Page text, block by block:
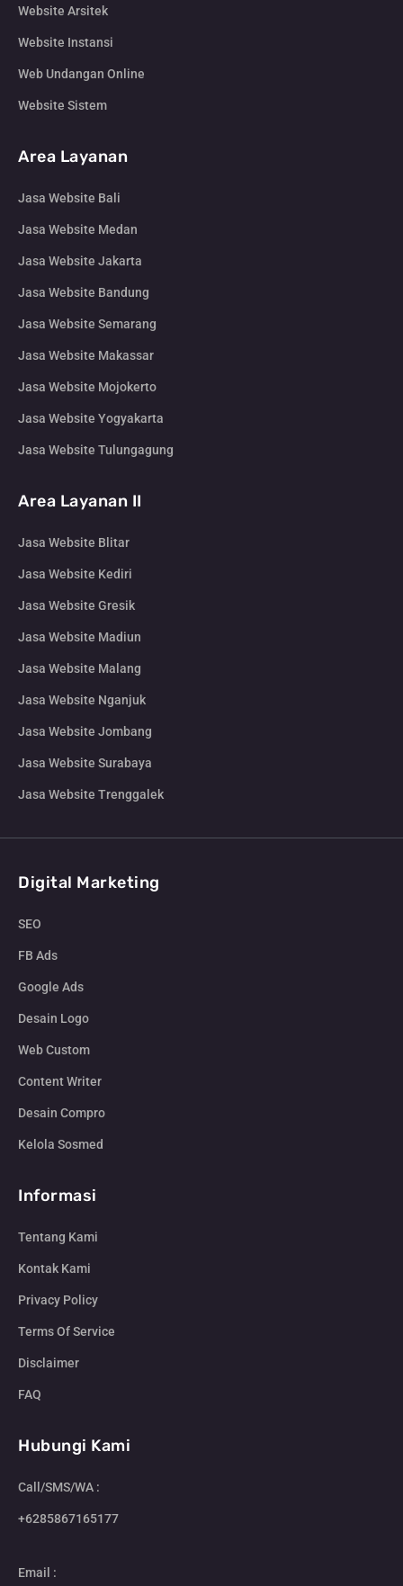
Website Arsitek
Website Instansi
Web Undangan Online
Website Sistem
Area Layanan
Jasa Website Bali
Jasa Website Medan
Jasa Website Jakarta
Jasa Website Bandung
Jasa Website Semarang
Jasa Website Makassar
Jasa Website Mojokerto
Jasa Website Yogyakarta
Jasa Website Tulungagung
Area Layanan II
Jasa Website Blitar
Jasa Website Kediri
Jasa Website Gresik
Jasa Website Madiun
Jasa Website Malang
Jasa Website Nganjuk
Jasa Website Jombang
Jasa Website Surabaya
Jasa Website Trenggalek
Digital Marketing
SEO
FB Ads
Google Ads
Desain Logo
Web Custom
Content Writer
Desain Compro
Kelola Sosmed
Informasi
Tentang Kami
Kontak Kami
Privacy Policy
Terms Of Service
Disclaimer
FAQ
Hubungi Kami
Call/SMS/WA :
+6285867165177
Email :